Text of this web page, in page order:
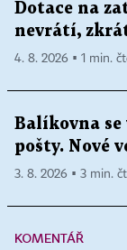
Dotace na
nevrátí,
4. 8. 2026 ▪ 1 min.
Balíkovna
pošty. Nové
3. 8. 2026 ▪ 3 min.
KOMENTÁŘ